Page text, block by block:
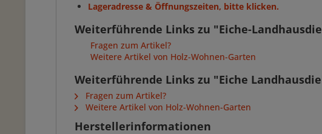
Lageradresse & Öffnungszeiten, bitte klicken.
Weiterführende Links zu "Eiche-
Fragen zum Artikel?
Weitere Artikel von Holz-Wohnen-Garten
Weiterführende Links zu "Eiche
Fragen zum Artikel?
Weitere Artikel von Holz-Wohnen-Garten
Herstellerinformationen